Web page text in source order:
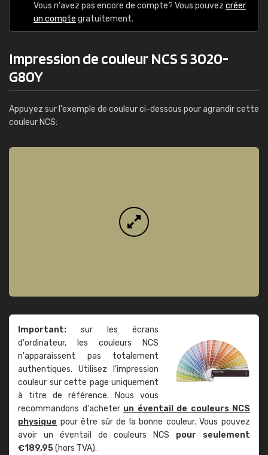
Vous n'avez pas encore de compte? Vous pouvez créer
un compte gratuitement.
Impression de couleur NCS S 3020-
G80Y
Appuyez sur l'exemple de couleur ci-dessous pour agrandir cette
couleur NCS:
Important: sur les écrans
d'ordinateur, les couleurs NCS
n'apparaissent pas totalement
authentiques. Utilisez l'impression
couleur sur cette page uniquement
à titre de référence. Nous vous
recommandons d'acheter un éventail de couleurs NCS
physique pour être sûr de la bonne couleur. Vous pouvez
avoir un éventail de couleurs NCS pour seulement
€189,95(hors TVA).